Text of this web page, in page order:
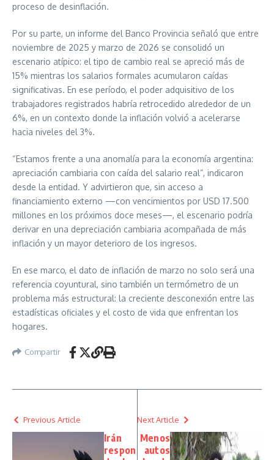
proceso de desinflación.
Por su parte, un informe del Banco Provincia señaló que entre
noviembre de 2025 y marzo de 2026 se consolidó un
escenario atípico: el tipo de cambio real se apreció más de
15% mientras los salarios formales acumularon caídas
significativas. En ese período, el poder adquisitivo de los
trabajadores registrados habría retrocedido alrededor de un
6%, en un contexto donde la inflación volvió a acelerarse
hacia niveles del 3%.
“Estamos frente a una anomalía para la economía argentina:
apreciación cambiaria con caída del salario real”, indicaron
desde la entidad. Y advirtieron que, sin acceso a
financiamiento externo —con vencimientos por USD 17.500
millones en los próximos doce meses—, el escenario podría
derivar en una depreciación cambiaria acompañada de más
inflación y un mayor deterioro de los ingresos.
En ese marco, el dato de inflación de marzo no solo será una
referencia coyuntural, sino también un termómetro de un
problema más estructural: la creciente desconexión entre las
estadísticas oficiales y el costo de vida que enfrentan los
hogares.
Compartir
Previous Article
Irán
respon
Next Article
Menos
autos